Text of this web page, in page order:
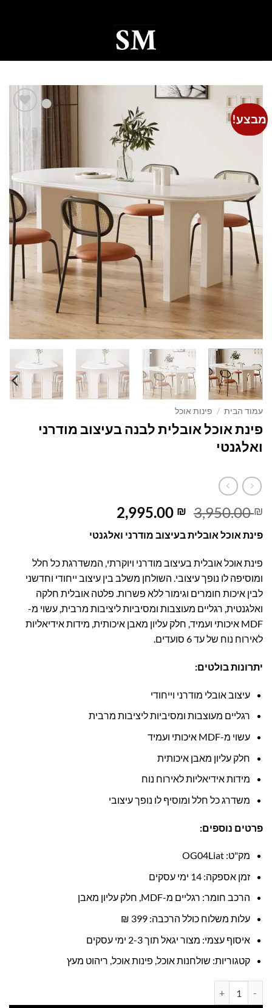
מבצע!
עמוד הבית / פינות אוכל
פינת אוכל אובלית לבנה בעיצוב מודרני
ואלגנטי
3,950.00₪
המחיר
היה:
2,995.00 ₪
הנוכחי
הוא:
פינת אוכל אובלית בעיצוב מודרני ואלגנטי
פינת אוכל אובלית בעיצוב מודרני ויוקרתי, המשדרגת כל חלל
ומוסיפה לו נופך עיצובי. השולחן משלב בין עיצוב ייחודי וחדשני
לבין איכות חומרים וגימור ללא פשרות. פלטה אובלית חלקה
ואלגנטית, רגליים מעוצבות ומסיביות ליציבות מרבית, עשוי מ-
MDF איכותי ועמיד, חלק עליון מאבן איכותית, מידות אידיאליות
לאירוח נוח של עד 6 סועדים.
יתרונות בולטים:
עיצוב אובלי מודרני וייחודי
רגליים מעוצבות ומסיביות ליציבות מרבית
עשוי מ-MDF איכותי ועמיד
חלק עליון מאבן איכותית
מידות אידיאליות לאירוח נוח
משדרג כל חלל ומוסיף לו נופך עיצובי
פרטים נוספים:
מק"ט: OG04Liat
זמן אספקה: 14 ימי עסקים
הרכב חומר: רגליים מ-MDF, חלק עליון מאבן
עלות משלוח כולל הרכבה: 399 ₪
איסוף עצמי: מצור יגאל תוך 2-3 ימי עסקים
קטגוריות: שולחנות אוכל, פינות אוכל, ריהוט מעץ